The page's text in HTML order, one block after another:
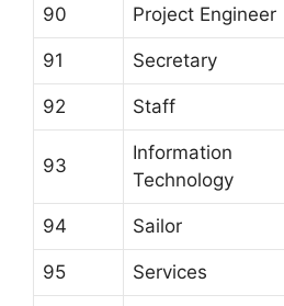
90 Project Engineer
91 Secretary
92 Staff
93
Information
Technology
94 Sailor
95 Services